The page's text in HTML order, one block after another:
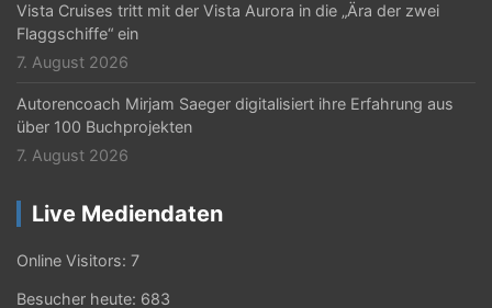
Vista Cruises tritt mit der Vista Aurora in die „Ära der zwei
Flaggschiffe“ ein
7. August 2026
Autorencoach Mirjam Saeger digitalisiert ihre Erfahrung aus
über 100 Buchprojekten
7. August 2026
Live Mediendaten
Online Visitors: 7
Besucher heute: 683